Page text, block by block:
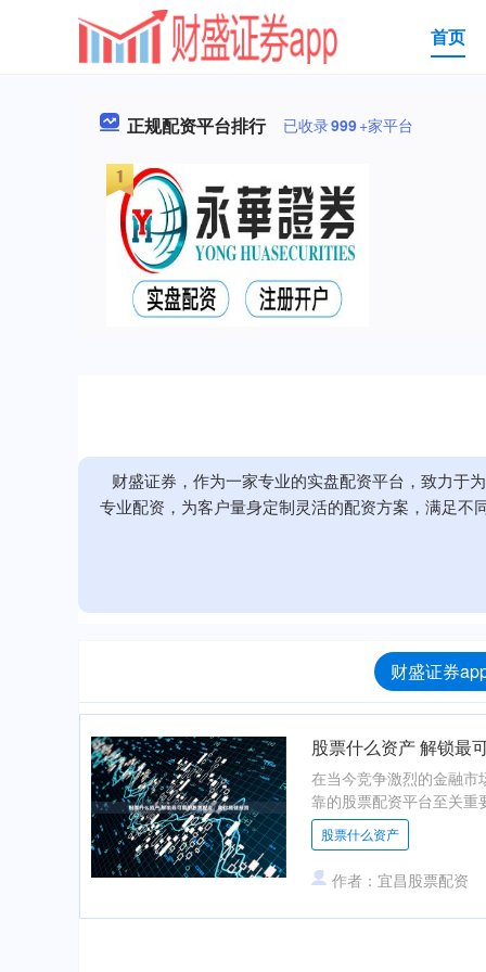
首页
正规配资平台排行 已收录999+家平台
财盛证券，作为一家专业的实盘配资平台，致力于
专业配资，为客户量身定制灵活的配资方案，满足不
财盛证券
股票什么资产 解锁最
在当今竞争激烈的金融市
靠的股票配资平台至关
股票什么资产
作者：宜昌股票配资